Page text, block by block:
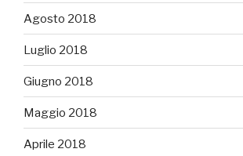
Agosto 2018
Luglio 2018
Giugno 2018
Maggio 2018
Aprile 2018